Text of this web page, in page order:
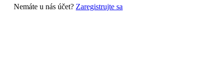
Nemáte u nás účet? Zaregistrujte sa